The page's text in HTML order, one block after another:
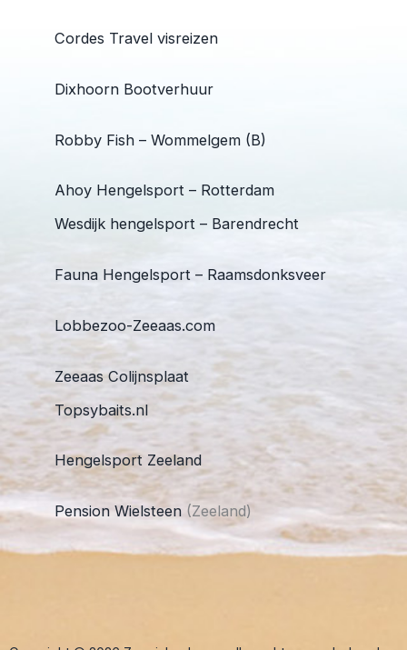
Cordes Travel visreizen
Dixhoorn Bootverhuur
Robby Fish – Wommelgem (B)
Ahoy Hengelsport – Rotterdam
Wesdijk hengelsport – Barendrecht
Fauna Hengelsport – Raamsdonksveer
Lobbezoo-Zeeaas.com
Zeeaas Colijnsplaat
Topsybaits.nl
Hengelsport Zeeland
Pension Wielsteen (Zeeland)